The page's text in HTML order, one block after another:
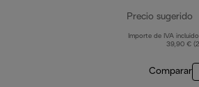
Precio sugerido
Importe de IVA
39,90 €
Comparar